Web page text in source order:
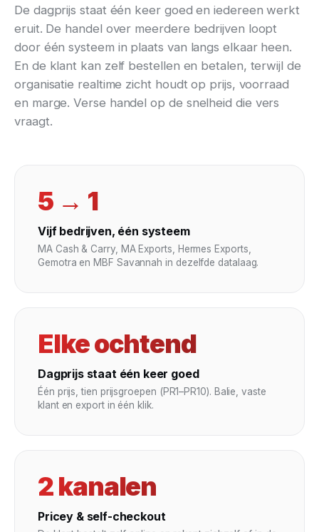
De dagprijs staat één keer goed en iedereen werkt
eruit. De handel over meerdere bedrijven loopt
door één systeem in plaats van langs elkaar heen.
En de klant kan zelf bestellen en betalen, terwijl de
organisatie realtime zicht houdt op prijs, voorraad
en marge. Verse handel op de snelheid die vers
vraagt.
5 → 1
Vijf bedrijven, één systeem
MA Cash & Carry, MA Exports, Hermes Exports,
Gemotra en MBF Savannah in dezelfde datalaag.
Elke ochtend
Dagprijs staat één keer goed
Één prijs, tien prijsgroepen (PR1–PR10). Balie, vaste
klant en export in één klik.
2 kanalen
Pricey & self-checkout